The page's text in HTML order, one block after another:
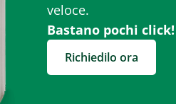
veloce.
Bastano pochi click!
Richiedilo ora